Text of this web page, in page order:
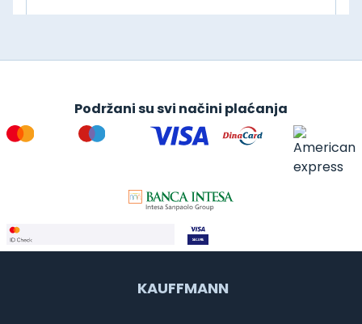
Podržani su svi načini plaćanja
KAUFFMANN